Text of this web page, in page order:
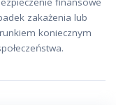
zakażenia lub
koniecznym